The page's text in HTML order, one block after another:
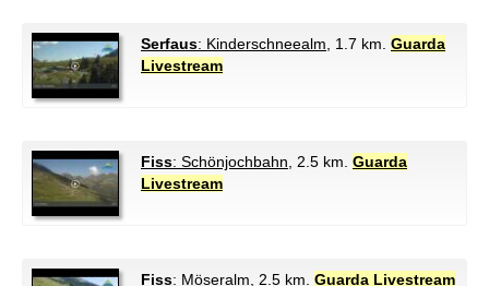
Serfaus: Kinderschneealm , 1.7 km. Guarda
Livestream
Fiss: Schönjochbahn , 2.5 km. Guarda
Livestream
Fiss: Möseralm , 2.5 km. Guarda Livestream